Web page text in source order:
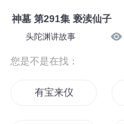
神墓 第291集 亵渎仙子
头陀渊讲故事
您是不是在找：
有宝来仪